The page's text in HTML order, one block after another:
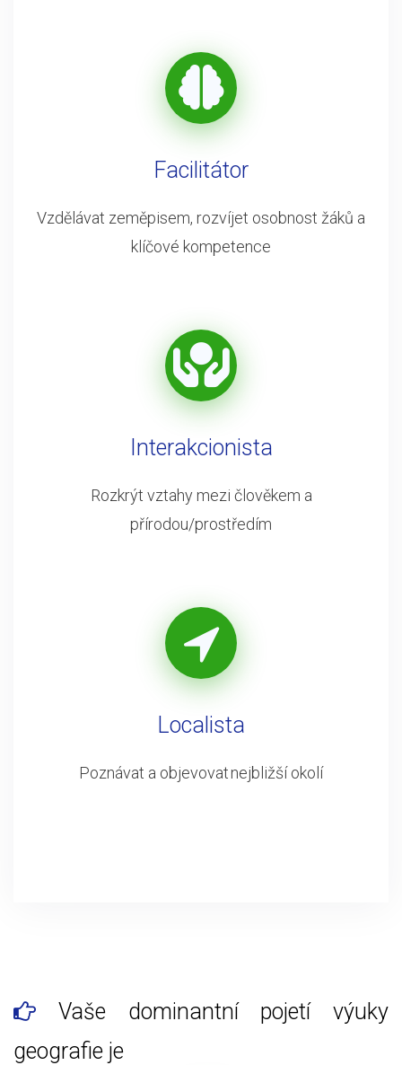
Facilitátor
Vzdělávat zeměpisem, rozvíjet osobnost žáků a
klíčové kompetence
Interakcionista
Rozkrýt vztahy mezi člověkem a
přírodou/prostředím
Localista
Poznávat a objevovat nejbližší okolí
Vaše dominantní pojetí výuky
geografie je